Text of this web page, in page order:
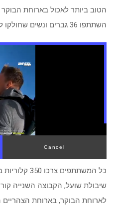
הטוב ביותר לאכול בארוחת
השתתפו 36 גברים ונשים שחולקו ל 3 קבוצות.
Cancel
כל
שיבולת שועל, הקבוצה השנייה
לארוחת הבוקר, בארוחת הצהריים